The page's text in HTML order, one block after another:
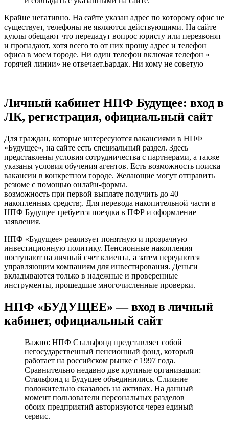
Крайне негативно. На сайте указан адрес по которому офис не
существует, телефоны не являются действующими. На сайте
куклы обещают что передадут вопрос юристу или перезвонят
и пропадают, хотя всего то от них прошу адрес и телефон
офиса в моем городе. Ни один телефон включая телефон »
горячей линии» не отвечает.Бардак. Ни кому не советую
Личный кабинет НПФ Будущее: вход в
ЛК, регистрация, официальный сайт
Для граждан, которые интересуются вакансиями в НПФ
«Будущее», на сайте есть специальный раздел. Здесь
представлены условия сотрудничества с партнерами, а также
указаны условия обучения агентов. Есть возможность поиска
вакансии в конкретном городе. Желающие могут отправить
резюме с помощью онлайн-формы.
возможность при первой выплате получить до 40
накопленных средств;. Для перевода накопительной части в
НПФ Будущее требуется поездка в ПФР и оформление
заявления.
НПФ «Будущее» реализует понятную и прозрачную
инвестиционную политику. Пенсионные накопления
поступают на личный счет клиента, а затем передаются
управляющим компаниям для инвестирования. Деньги
вкладываются только в надежные и проверенные
инструменты, прошедшие многочисленные проверки.
НПФ «БУДУЩЕЕ» — вход в личный
кабинет, официальный сайт
Важно: НПФ Стальфонд представляет собой
негосударственный пенсионный фонд, который
работает на российском рынке с 1997 года.
Сравнительно недавно две крупные организации:
Стальфонд и Будущее объединились. Слияние
положительно сказалось на активах. На данный
момент пользователи персональных разделов
обоих предприятий авторизуются через единый
сервис.